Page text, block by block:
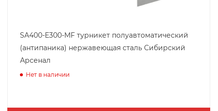
SA400-E300-MF турникет полуавтоматический
(антипаника) нержавеющая сталь Сибирский
Арсенал
Нет в наличии